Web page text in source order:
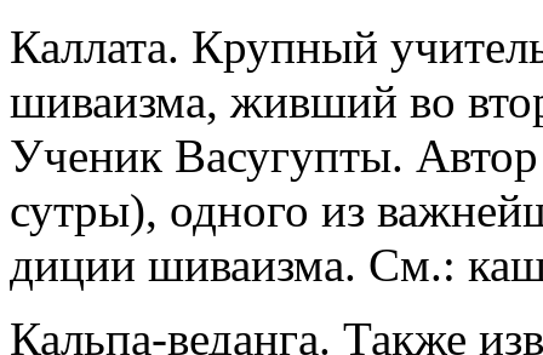
Каллата. Крупный
шиваизма, живший во
Ученик Васугупты.
сутры), одного из
диции шиваизма. См.:
Кальпа-веданга. Также